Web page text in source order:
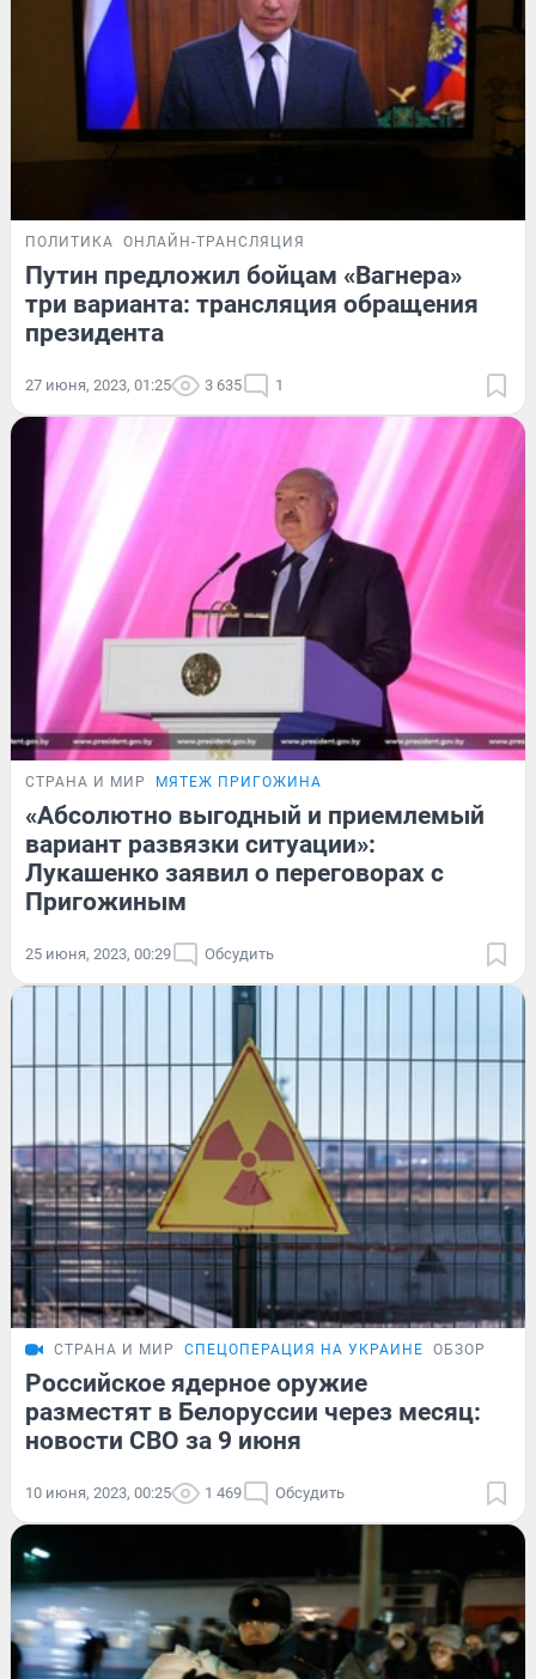
ПОЛИТИКА ОНЛАЙН-ТРАНСЛЯЦИЯ
Путин предложил бойцам «Вагнера»
три варианта: трансляция обращения
президента
27 июня, 2023, 01:25 3 635 1
СТРАНА И МИР МЯТЕЖ ПРИГОЖИНА
«Абсолютно выгодный и приемлемый
вариант развязки ситуации»:
Лукашенко заявил о переговорах с
Пригожиным
25 июня, 2023, 00:29 Обсудить
СТРАНА И МИР СПЕЦОПЕРАЦИЯ НА УКРАИНЕ ОБЗОР
Российское ядерное оружие
разместят в Белоруссии через месяц:
новости СВО за 9 июня
10 июня, 2023, 00:25 1 469 Обсудить